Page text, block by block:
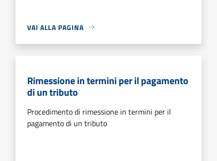
VAI ALLA PAGINA
Rimessione in termini per il pagamento
di un tributo
Procedimento di rimessione in termini per il
pagamento di un tributo